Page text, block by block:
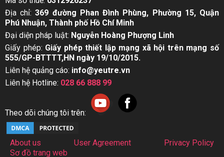
Địa chỉ:369 đường Phan Đình Phùng, Phường 15, Quận
Phú Nhuận, Thành phố Hồ Chí Minh
Đại diện pháp luật: Nguyễn Hoàng Phượng Linh
Giấy phép: Giấy phép thiết lập mạng xã hội trên mạng số
555/GP-BTTTT,HN ngày 19/10/2015.
Liên hệ quảng cáo: info@yeutre.vn
Liên hệ Hotline: 028 66 888 99
Theo dõi chúng tôi trên:
About us User Agreement
Privacy Policy
Sơ đồ trang web